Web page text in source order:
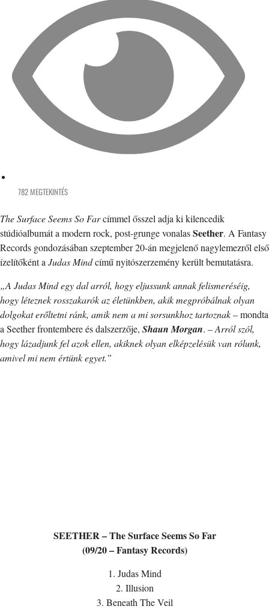
782 MEGTEKINTÉS
The Surface Seems So Farcímmel ősszel adja ki kilencedik
stúdióalbumát a modern rock, post-grunge vonalasSeether. A Fantasy
Records gondozásában szeptember 20-án megjelenő nagylemezről első
ízelítőként a Judas Mindcímű nyitószerzemény került bemutatásra.
„A Judas Mind egy dal arról, hogy eljussunk annak felismeréséig,
hogy léteznek rosszakarók az életünkben, akik megpróbálnak olyan
dolgokat erőltetni ránk, amik nem a mi sorsunkhoz tartoznak– mondta
a Seether frontembere és dalszerzője, Shaun Morgan. –Arról szól,
hogy lázadjunk fel azok ellen, akiknek olyan elképzelésük van rólunk,
amivel mi nem értünk egyet.”
SEETHER – The Surface Seems So Far
(09/20 – Fantasy Records)
1. Judas Mind
2. Illusion
3. Beneath The Veil